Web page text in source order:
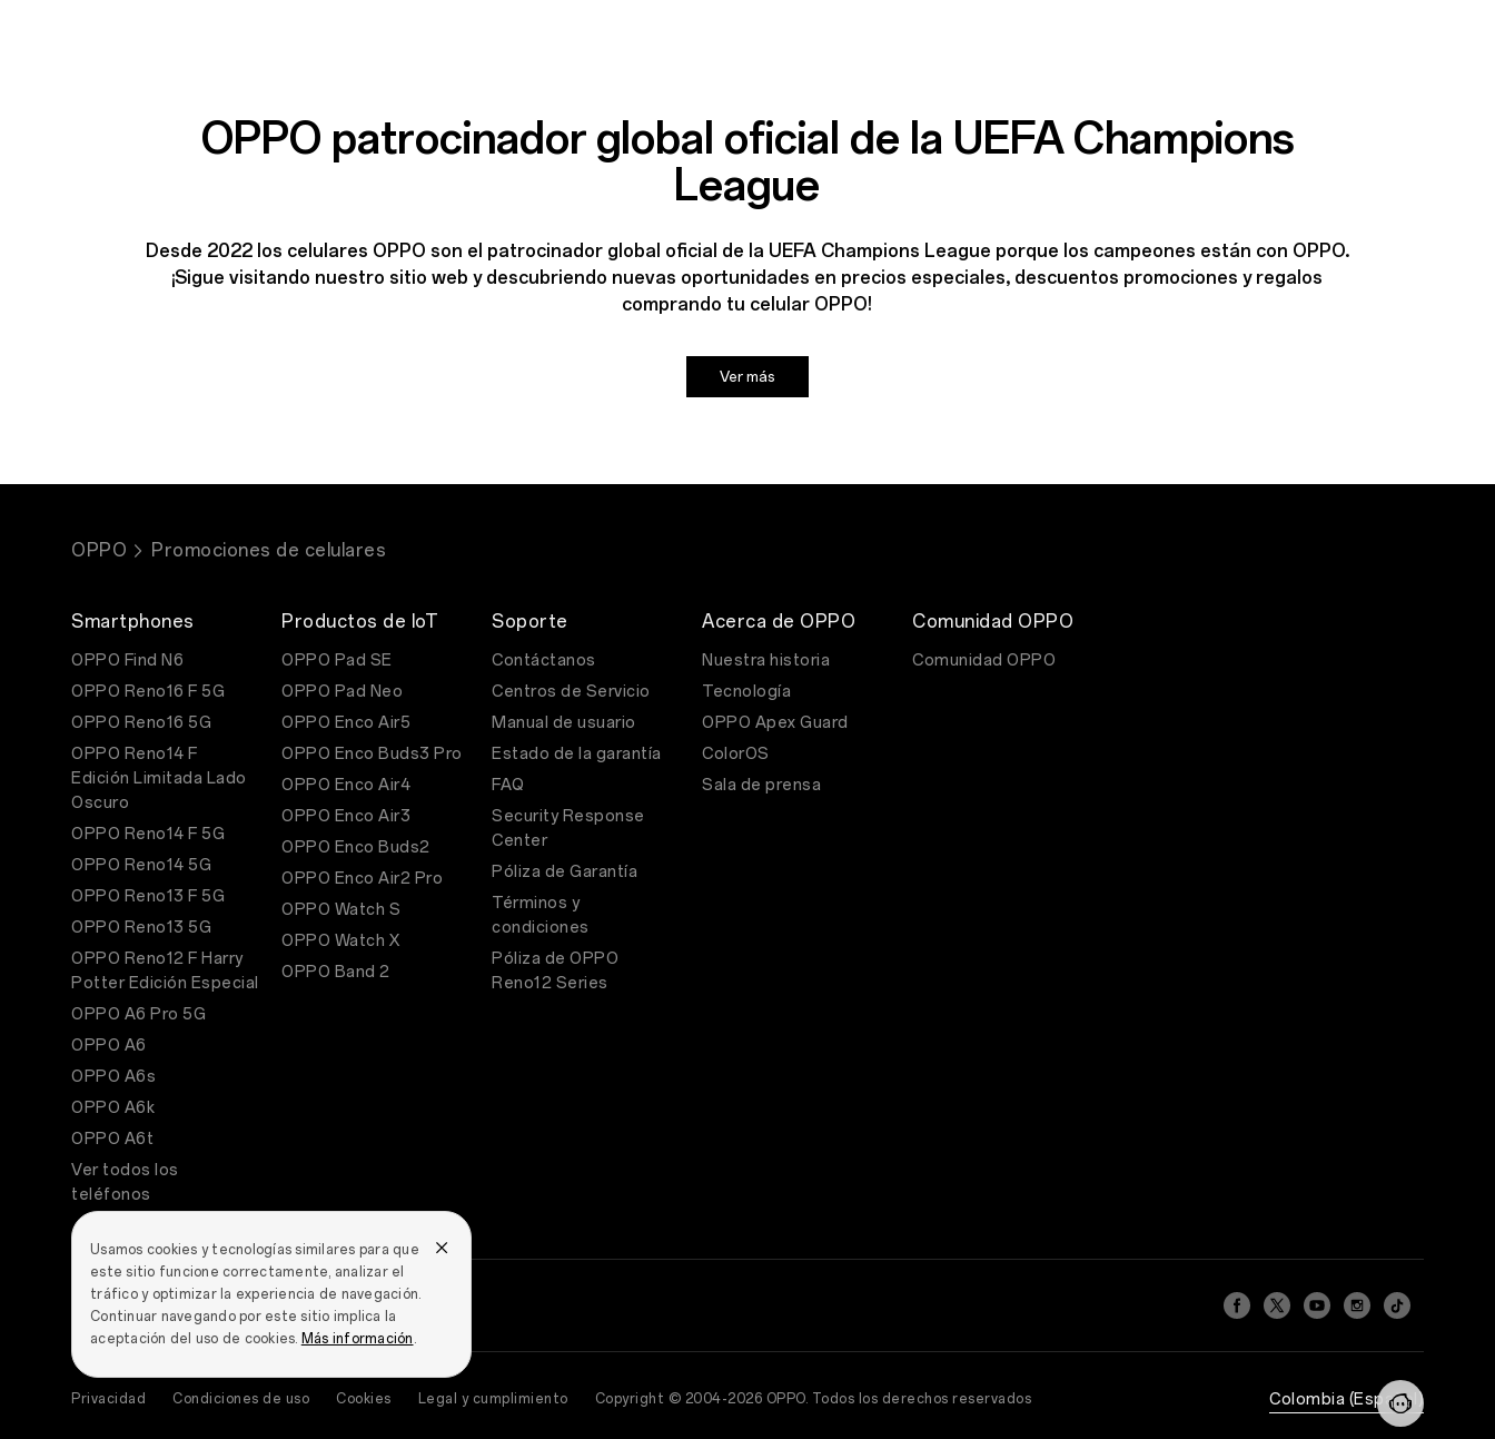
Usamos cookies y tecnologías similares para que
este sitio funcione correctamente, analizar el
tráfico y optimizar la experiencia de navegación.
Continuar navegando por este sitio implica la
aceptación del uso de cookies. Más información .
OPPO patrocinador global oficial de la UEFA Champions
League
Desde 2022 los celulares OPPO son el patrocinador global oficial de la UEFA Champions League porque los campeones están con OPPO.
¡Sigue visitando nuestro sitio web y descubriendo nuevas oportunidades en precios especiales, descuentos promociones y regalos
comprando tu celular OPPO!
Ver más
OPPO Promociones de celulares
Smartphones
OPPO Find N6
OPPO Reno16 F 5G
OPPO Reno16 5G
OPPO Reno14 F
Edición Limitada Lado
Oscuro
OPPO Reno14 F 5G
OPPO Reno14 5G
OPPO Reno13 F 5G
OPPO Reno13 5G
OPPO Reno12 F Harry
Potter Edición Especial
OPPO A6 Pro 5G
OPPO A6
OPPO A6s
OPPO A6k
OPPO A6t
Ver todos los
teléfonos
Productos de IoT
OPPO Pad SE
OPPO Pad Neo
OPPO Enco Air5
OPPO Enco Buds3 Pro
OPPO Enco Air4
OPPO Enco Air3
OPPO Enco Buds2
OPPO Enco Air2 Pro
OPPO Watch S
OPPO Watch X
OPPO Band 2
Soporte
Contáctanos
Centros de Servicio
Manual de usuario
Estado de la garantía
FAQ
Security Response
Center
Póliza de Garantía
Términos y
condiciones
Póliza de OPPO
Reno12 Series
Acerca de OPPO
Nuestra historia
Tecnología
OPPO Apex Guard
ColorOS
Sala de prensa
Comunidad OPPO
Comunidad OPPO
Privacidad Condiciones de uso Cookies Legal y cumplimiento Copyright © 2004-2026 OPPO. Todos los derechos reservados Colombia (Español)